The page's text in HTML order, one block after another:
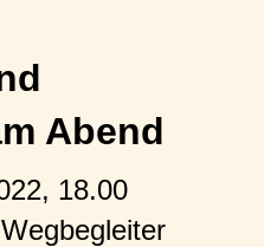
Abend
18.00